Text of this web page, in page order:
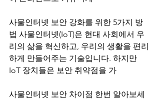
사물인터넷 보안 강화를 위한 5가지 방
법 사물인터넷(IoT)은 현대 사회에서 우
리의 삶을 혁신하고, 우리의 생활을 편리
하게 만들어주는 기술입니다. 하지만
IoT 장치들은 보안 취약점을 가
사물인터넷 보안 차이점 한번 알아보세